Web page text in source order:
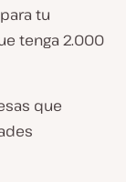
para tu
tenga 2.000
que